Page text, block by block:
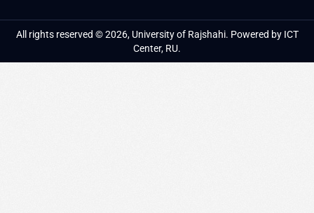
All rights reserved © 2026, University of Rajshahi. Powered by ICT
Center, RU.